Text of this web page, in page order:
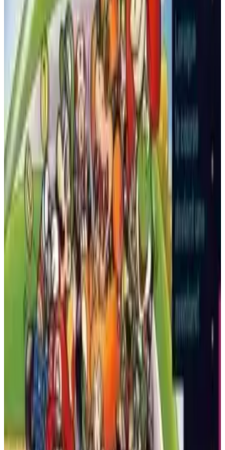
zwischen dem Allrounder Rash und dem Kraftpaket Pimple
wählen. Die Beat-’em-up-Abschnitte sind zurück und besser
denn je, mit spektakulären „Smash Hit“-Kombofinishs. Der
berüchtigte Turbo Tunnel kehrt ebenfalls in einem neuen, noch
schnelleren 3D-Bonus-Level zurück, der die Reflexe selbst
erfahrener Spieler auf die Probe stellt. Das Spiel wechselt
ständig die Spielmechaniken, von klassischem Prügeln und
Plattformen über schnelle Fahrzeugabschnitte bis hin zu
einzigartigen Herausforderungen, die alle in epischen
Bosskämpfen gipfeln, die sowohl Geschick als auch
Mustererkennung erfordern.
Psicone vor der bösen Dunklen Königin zu retten.
Ähnliche Spiele
Killer Instinct
Killer Instinct ist ein rasantes SNES-Kampfspiel mit einer
unvergesslichen Auswahl an Kriegern, Monstern, Aliens und
kybernetischen Kämpfern. Meistere verheerende Kombos,
unterbrich gegnerische Angriffe mit Combo Breakers und
beende intensive Eins-gegen-eins-Duelle mit mächtigen Ultra
Combos.
SUPER NINTENDO AKTION
KILLER INSTINCT
Super Mario World 3: Eine völlig neue
Welt
Super Mario World 3: Eine völlig neue Welt ist ein von Fans
gemachtes SNES-Jump-’n’-Run mit fünf neuen Welten,
Dutzenden individueller Level, geheimen Ausgängen,
klassischen Power-ups und einem seitlich scrollenden
Spielverlauf mit stetig steigendem Schwierigkeitsgrad. Führe
Mario durch ein frisches Abenteuer, das für Fans der
traditionellen Super-Mario-World-Action entworfen wurde.
SUPER NINTENDO
PLATTFORMSPIEL
SUPER MARIO
Battletoads / Double Dragon (Game Boy)
Battletoads / Double Dragon ist ein Beat-’em-up-Crossover
von 1993 für den Game Boy, in dem sich die Battletoads mit
Billy und Jimmy Lee zusammentun. Die Helden schließen sich
zusammen, um die Dark Queen und den Shadow Boss daran